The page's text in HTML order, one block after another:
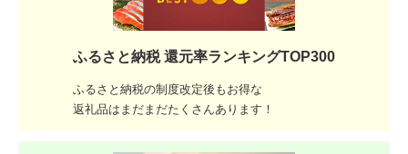
ふるさと納税 還元率ランキングTOP300
ふるさと納税の制度改定後もお得な
返礼品はまだまだたくさんあります！